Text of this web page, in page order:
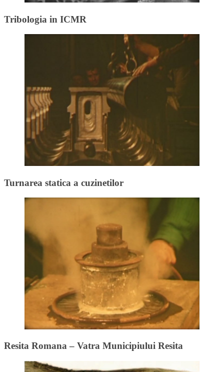
Tribologia in ICMR
Turnarea statica a cuzinetilor
Resita Romana – Vatra Municipiului Resita